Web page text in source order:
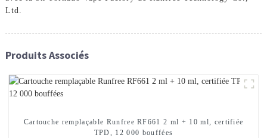
Ltd.
Produits Associés
Cartouche remplaçable Runfree RF661 2 ml + 10 ml, certifiée
TPD, 12 000 bouffées